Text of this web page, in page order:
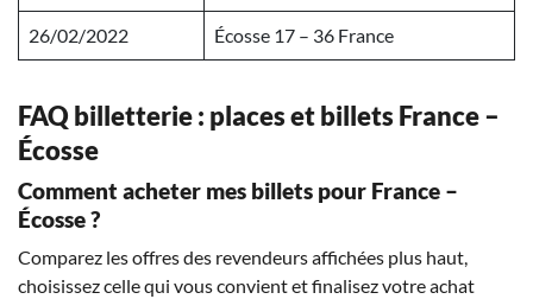
26/02/2022 Écosse 17 – 36 France
FAQ billetterie : places et billets France –
Écosse
Comment acheter mes billets pour France –
Écosse ?
Comparez les offres des revendeurs affichées plus haut,
choisissez celle qui vous convient et finalisez votre achat